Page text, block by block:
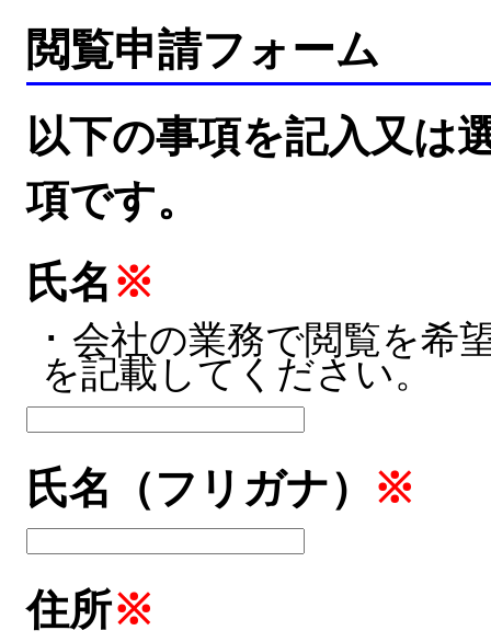
閲覧申請フォーム
以下の事項を記入又は
項です。
氏名 ※
･ 会社の業務で閲覧を希
を記載してください。
氏名（フリガナ） ※
住所※